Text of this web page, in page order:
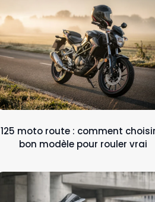
125 moto route : comment
bon modèle pour rouler vrai